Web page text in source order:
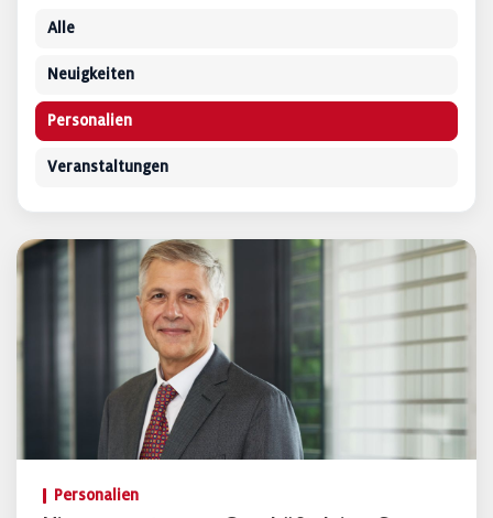
Personalien
Alle
Neuigkeiten
Personalien
Veranstaltungen